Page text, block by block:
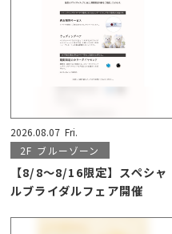
2026.08.07 Fri.
2F ブルーゾーン
【8/8〜8/16限定】スペシャ
ルブライダルフェア開催